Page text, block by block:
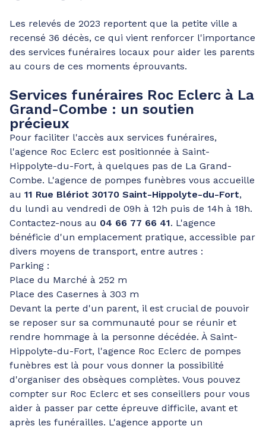
Les relevés de 2023 reportent que la petite ville a
recensé 36 décès, ce qui vient renforcer l'importance
des services funéraires locaux pour aider les parents
au cours de ces moments éprouvants.
Services funéraires Roc Eclerc à La
Grand-Combe : un soutien
précieux
Pour faciliter l'accès aux services funéraires,
l'agence Roc Eclerc est positionnée à Saint-
Hippolyte-du-Fort, à quelques pas de La Grand-
Combe. L'agence de pompes funèbres vous accueille
au 11 Rue Blériot 30170 Saint-Hippolyte-du-Fort,
du lundi au vendredi de 09h à 12h puis de 14h à 18h.
Contactez-nous au 04 66 77 66 41. L'agence
bénéficie d'un emplacement pratique, accessible par
divers moyens de transport, entre autres :
Parking :
Place du Marché à 252 m
Place des Casernes à 303 m
Devant la perte d'un parent, il est crucial de pouvoir
se reposer sur sa communauté pour se réunir et
rendre hommage à la personne décédée. À Saint-
Hippolyte-du-Fort, l'agence Roc Eclerc de pompes
funèbres est là pour vous donner la possibilité
d'organiser des obsèques complètes. Vous pouvez
compter sur Roc Eclerc et ses conseillers pour vous
aider à passer par cette épreuve difficile, avant et
après les funérailles. L'agence apporte un